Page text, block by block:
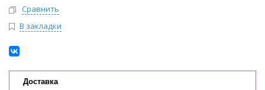
Сравнить
В закладки
Доставка